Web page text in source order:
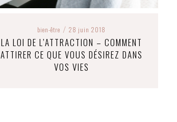
bien-être / 28 juin 2018
LA LOI DE L’ATTRACTION – COMMENT
ATTIRER CE QUE VOUS DÉSIREZ DANS
VOS VIES